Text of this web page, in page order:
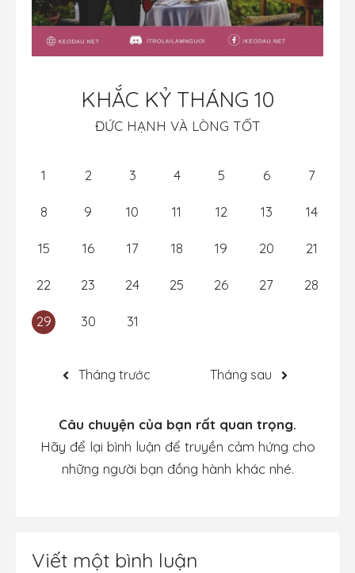
KHẮC KỶ THÁNG 10
ĐỨC HẠNH VÀ LÒNG TỐT
1 2 3 4 5 6 7
8 9 10 11 12 13 14
15 16 17 18 19 20 21
22 23 24 25 26 27 28
29 30 31
Tháng trước Tháng sau
Câu chuyện của bạn rất quan trọng.
Hãy để lại bình luận để truyền cảm hứng cho
những người bạn đồng hành khác nhé.
Viết một bình luận